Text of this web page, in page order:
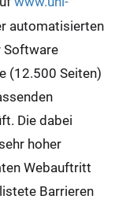
automatisierten
Software
(12.500 Seiten)
Die dabei
hoher
Webauftritt
Barrieren